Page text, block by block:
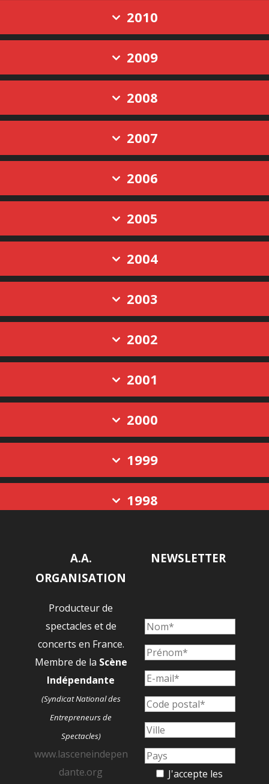
2010
2009
2008
2007
2006
2005
2004
2003
2002
2001
2000
1999
1998
A.A.
ORGANISATION
Producteur de
spectacles et de
concerts en France.
Membre de la Scène
Indépendante
(Syndicat National des
Entrepreneurs de
Spectacles)
www.lasceneindepen
dante.org
NEWSLETTER
J'accepte les